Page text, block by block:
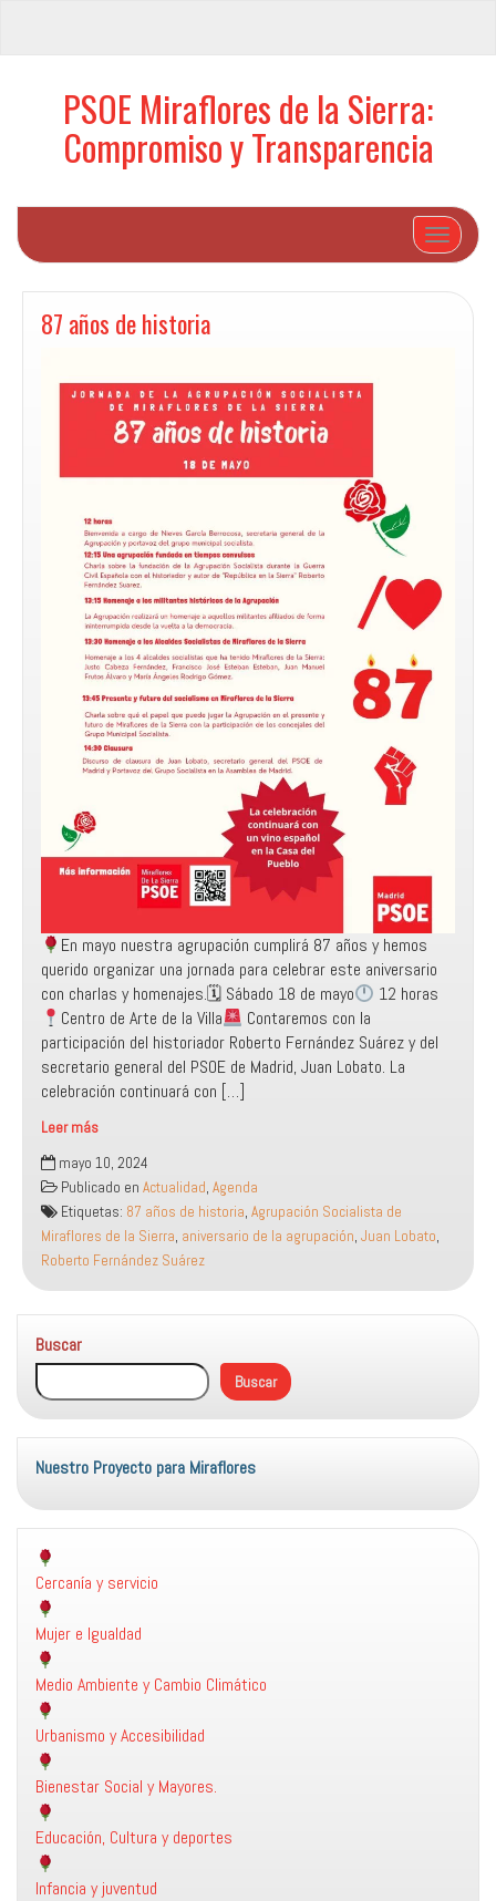
PSOE Miraflores de la Sierra:
Compromiso y Transparencia
Cambiar
87 años de historia
En mayo nuestra agrupación cumplirá 87 años y hemos
querido organizar una jornada para celebrar este aniversario
con charlas y homenajes.🗓 Sábado 18 de mayo
12 horas
Centro de Arte de la Villa
Contaremos con la
participación del historiador Roberto Fernández Suárez y del
secretario general del PSOE de Madrid, Juan Lobato. La
celebración continuará con […]
Leer más
87
años
de
historia
mayo 10, 2024
Publicado en Actualidad, Agenda
Etiquetas: 87 años de historia, Agrupación Socialista de
Miraflores de la Sierra, aniversario de la agrupación, Juan Lobato,
Roberto Fernández Suárez
Buscar
Buscar
Nuestro Proyecto para Miraflores
Cercanía y servicio
Mujer e Igualdad
Medio Ambiente y Cambio Climático
Urbanismo y Accesibilidad
Bienestar Social y Mayores.
Educación, Cultura y deportes
Infancia y juventud